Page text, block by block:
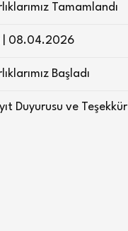
Tamamlandı
| 08.04.2026
Başladı
Duyurusu ve Teşekkür